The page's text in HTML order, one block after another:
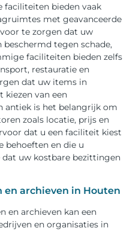
faciliteiten bieden vaak
met geavanceerde
te zorgen dat uw
tegen schade,
faciliteiten bieden zelfs
restauratie en
dat uw items in
kiezen van een
antiek is het belangrijk om
zoals locatie, prijs en
dat u een faciliteit kiest
behoeften en die u
uw kostbare bezittingen
en archieven in Houten
en archieven kan een
en organisaties in